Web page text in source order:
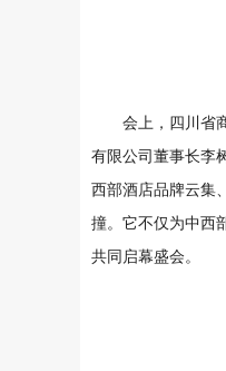
会上，四川省
有限公司董事长李
西部酒店品牌云集
撞。它不仅为中西
共同启幕盛会。